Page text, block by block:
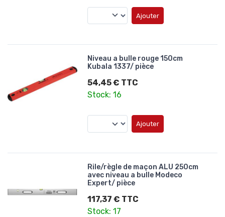
Ajouter
Niveau a bulle rouge 150cm
Kubala 1337/ pièce
54,45 € TTC
Stock: 16
Ajouter
Rile/règle de maçon ALU 250cm
avec niveau a bulle Modeco
Expert/ pièce
117,37 € TTC
Stock: 17